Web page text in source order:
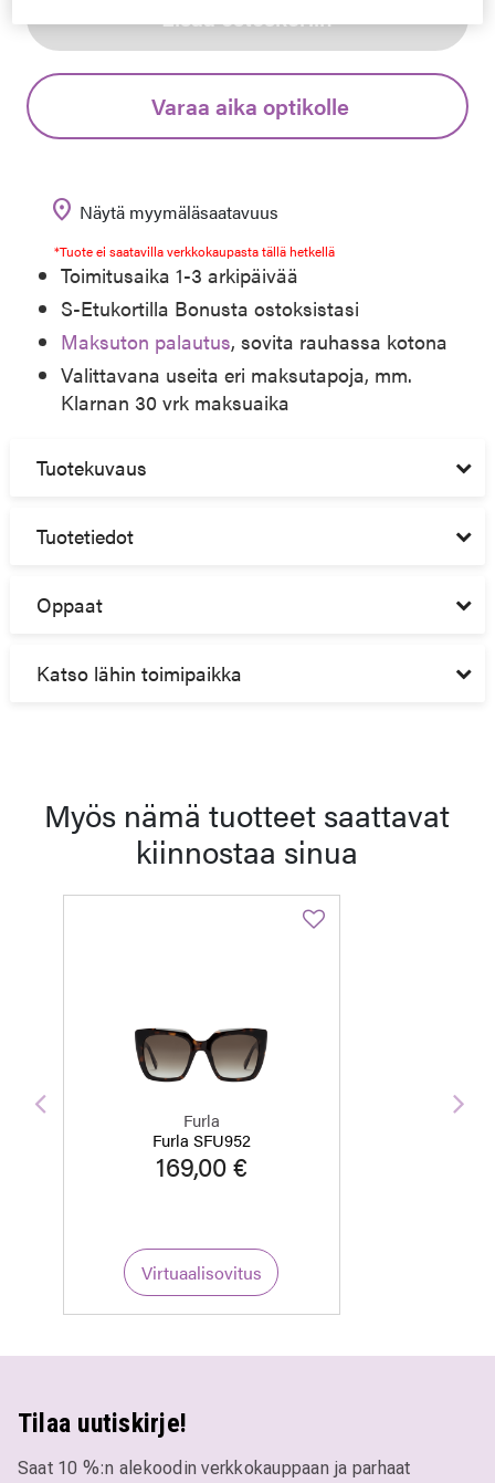
Lisää ostoskoriin
Varaa aika optikolle
location_on Näytä myymäläsaatavuus
*Tuote ei saatavilla verkkokaupasta tällä hetkellä
Toimitusaika 1-3 arkipäivää
S-Etukortilla Bonusta ostoksistasi
Maksuton palautus, sovita rauhassa kotona
Valittavana useita eri maksutapoja, mm.
Klarnan 30 vrk maksuaika
Tuotekuvaus
Tuotetiedot
Oppaat
Katso lähin toimipaikka
Myös nämä tuotteet saattavat
kiinnostaa sinua
Furla
Furla SFU952
169,00 €
Virtuaalisovitus
Edellinen
Tilaa uutiskirje!
Saat 10 %:n alekoodin verkkokauppaan ja parhaat